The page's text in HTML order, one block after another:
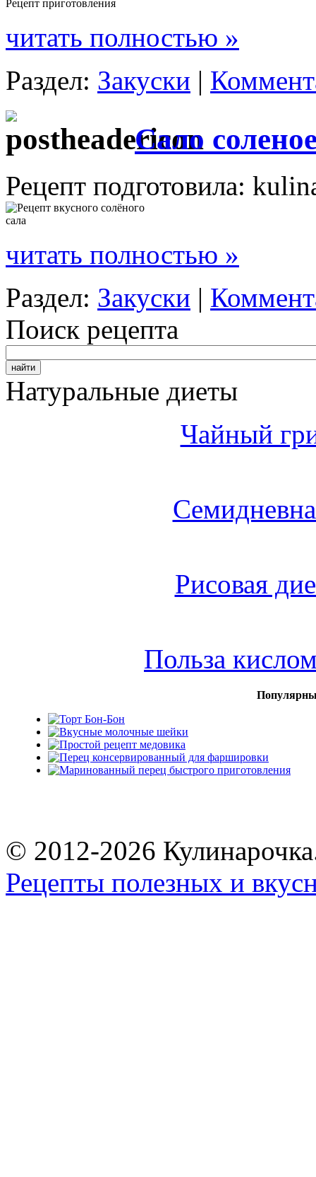
читать полностью »
Раздел: Закуски |
Сало
Рецепт подготовила:
читать полностью »
Раздел: Закуски |
Поиск рецепта
Натуральные диеты
Чайный
Рисовая
Польза
© 2012-2026
Рецепты полезных и